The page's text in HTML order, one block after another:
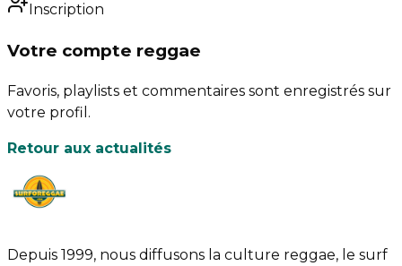
Inscription
Votre compte reggae
Favoris, playlists et commentaires sont enregistrés sur
votre profil.
Retour aux actualités
Depuis 1999, nous diffusons la culture reggae, le surf